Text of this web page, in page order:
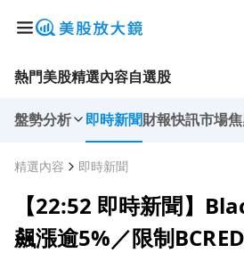
熱門美股精選內容自選股
盤勢分析 即時新聞財報快訊市場
精選內容 即時新聞
【22:52 即時新聞】
飆漲逾5%／限制